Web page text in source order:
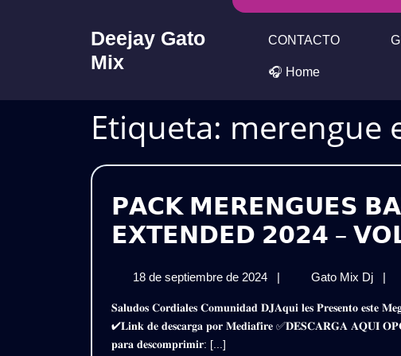
Deejay Gato
Mix
CONTACTO
🎧 Home
Etiqueta: merengue
𝗣𝗔𝗖𝗞 𝗠𝗘𝗥𝗘𝗡𝗚𝗨𝗘𝗦
𝗘𝗫𝗧𝗘𝗡𝗗𝗘𝗗 𝟮𝟬𝟮𝟰 –
18 de septiembre de 2024
18
septiembre
de
| Gato Mix Dj |
𝐒𝐚𝐥𝐮𝐝𝐨𝐬 𝐂𝐨𝐫𝐝𝐢𝐚𝐥𝐞𝐬 𝐂𝐨𝐦𝐮𝐧𝐢𝐝𝐚𝐝 𝐃𝐉𝐀𝐪𝐮𝐢 𝐥𝐞𝐬 𝐏𝐫𝐞𝐬𝐞𝐧𝐭𝐨 𝐞𝐬𝐭𝐞 𝐌𝐞𝐠𝐚 𝐏𝐚𝐜𝐤𝐌𝐞𝐫𝐞𝐧𝐠𝐮𝐞𝐬 𝐁𝐚𝐢𝐥𝐚𝐛𝐥𝐞𝐬 𝐄𝐱𝐭𝐞𝐧𝐝𝐞𝐝 𝟐𝟎𝟐𝟒 – 𝐕𝐨𝐥.𝟏𝟎
✔𝐋𝐢𝐧𝐤 𝐝𝐞 𝐝𝐞𝐬𝐜𝐚𝐫𝐠𝐚 𝐩𝐨𝐫 𝐌𝐞𝐝𝐢𝐚𝐟𝐢𝐫𝐞 ✅𝐃𝐄𝐒𝐂𝐀𝐑𝐆𝐀 𝐀𝐐𝐔𝐈
𝐩𝐚𝐫𝐚 𝐝𝐞𝐬𝐜𝐨𝐦𝐩𝐫𝐢𝐦𝐢𝐫: [...]